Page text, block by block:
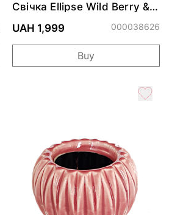
Свічка Ellipse Wild Berry &
UAH 1,999
000038626
Buy